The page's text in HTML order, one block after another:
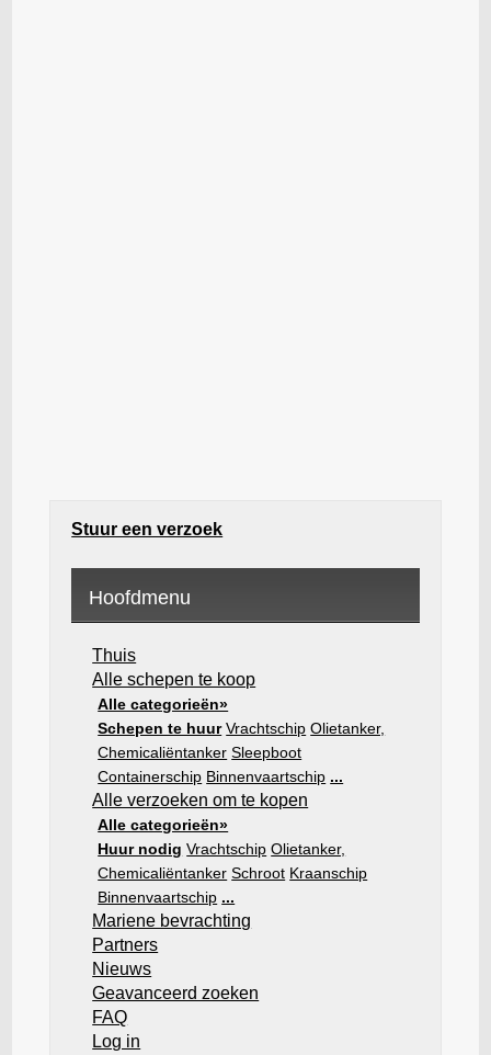
Stuur een verzoek
Hoofdmenu
Thuis
Alle schepen te koop
Alle categorieën»
Schepen te huur Vrachtschip Olietanker,
Chemicaliëntanker Sleepboot
Containerschip Binnenvaartschip ...
Alle verzoeken om te kopen
Alle categorieën»
Huur nodig Vrachtschip Olietanker,
Chemicaliëntanker Schroot Kraanschip
Binnenvaartschip ...
Mariene bevrachting
Partners
Nieuws
Geavanceerd zoeken
FAQ
Log in